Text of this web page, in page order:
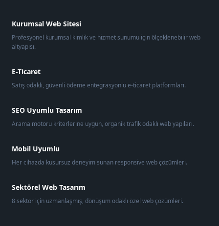
Kurumsal Web Sitesi
Profesyonel kurumsal kimlik ve hizmet sunumu için ölçeklenebilir web
altyapısı.
E-Ticaret
Satış odaklı, güvenli ödeme entegrasyonlu e-ticaret platformları.
SEO Uyumlu Tasarım
Arama motoru kriterlerine uygun, organik trafik odaklı web yapıları.
Mobil Uyumlu
Her cihazda kusursuz deneyim sunan responsive web çözümleri.
Sektörel Web Tasarım
8 sektör için uzmanlaşmış, dönüşüm odaklı özel web çözümleri.